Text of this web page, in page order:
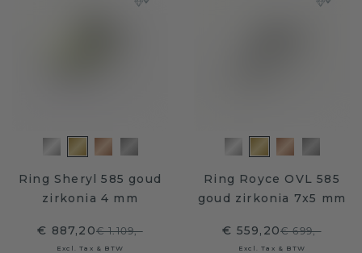
Ring Sheryl 585 goud
zirkonia 4 mm
€ 887,20€ 1.109,-
Excl. Tax & BTW
Ring Royce OVL 585
goud zirkonia 7x5 mm
€ 559,20€ 699,-
Excl. Tax & BTW